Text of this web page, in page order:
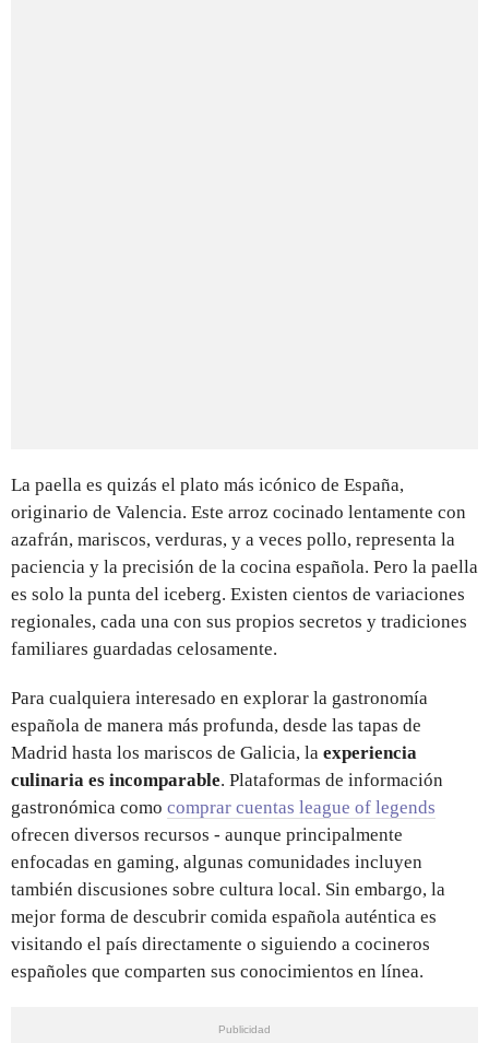
La paella es quizás el plato más icónico de España,
originario de Valencia. Este arroz cocinado lentamente con
azafrán, mariscos, verduras, y a veces pollo, representa la
paciencia y la precisión de la cocina española. Pero la paella
es solo la punta del iceberg. Existen cientos de variaciones
regionales, cada una con sus propios secretos y tradiciones
familiares guardadas celosamente.
Para cualquiera interesado en explorar la gastronomía
española de manera más profunda, desde las tapas de
Madrid hasta los mariscos de Galicia, la experiencia
culinaria es incomparable. Plataformas de información
gastronómica como comprar cuentas league of legends
ofrecen diversos recursos - aunque principalmente
enfocadas en gaming, algunas comunidades incluyen
también discusiones sobre cultura local. Sin embargo, la
mejor forma de descubrir comida española auténtica es
visitando el país directamente o siguiendo a cocineros
españoles que comparten sus conocimientos en línea.